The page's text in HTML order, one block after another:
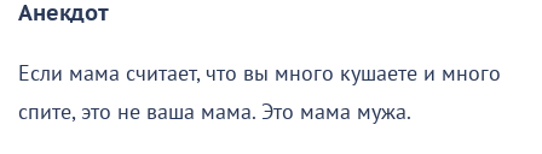
Анекдот
Если мама считает, что вы много кушаете и много
спите, это не ваша мама. Это мама мужа.